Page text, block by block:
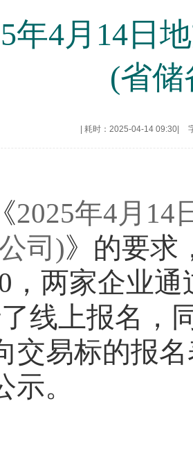
年4月14日
(省
耗时：2025-04-14 09:30
2025年4月14
司)》的要求
，两家企业
线上报名，
交易标的报
示。